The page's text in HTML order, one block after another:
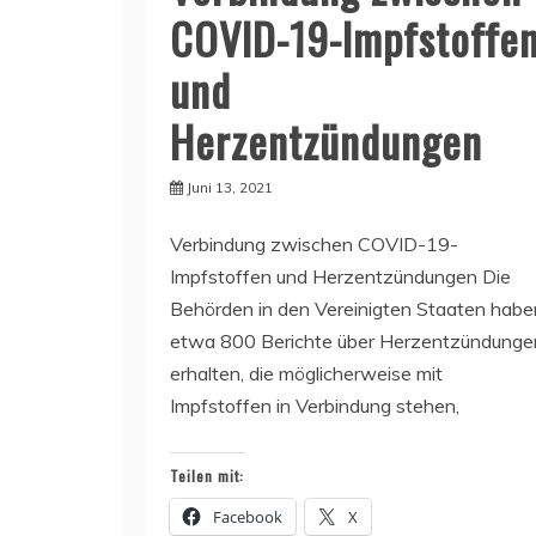
COVID-19-
und
Herzentzündungen
Juni 13, 2021
Verbindung zwischen COVID-19-
Impfstoffen und Herzentzündungen Die
Behörden in den Vereinigten Staaten
etwa 800 Berichte über
erhalten, die möglicherweise mit
Impfstoffen in Verbindung stehen,
Teilen mit:
Facebook X